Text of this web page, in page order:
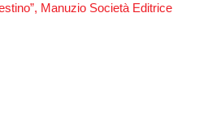
Manuzio Società Editrice